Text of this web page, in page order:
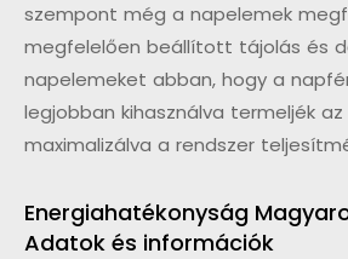
szempont még a napelemek
megfelelően beállított tájolás és
napelemeket abban, hogy a
legjobban kihasználva termeljék
maximalizálva a rendszer
Energiahatékonyság
Adatok és információk